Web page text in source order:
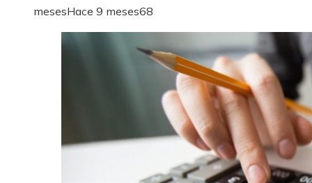
mesesHace 9 meses68